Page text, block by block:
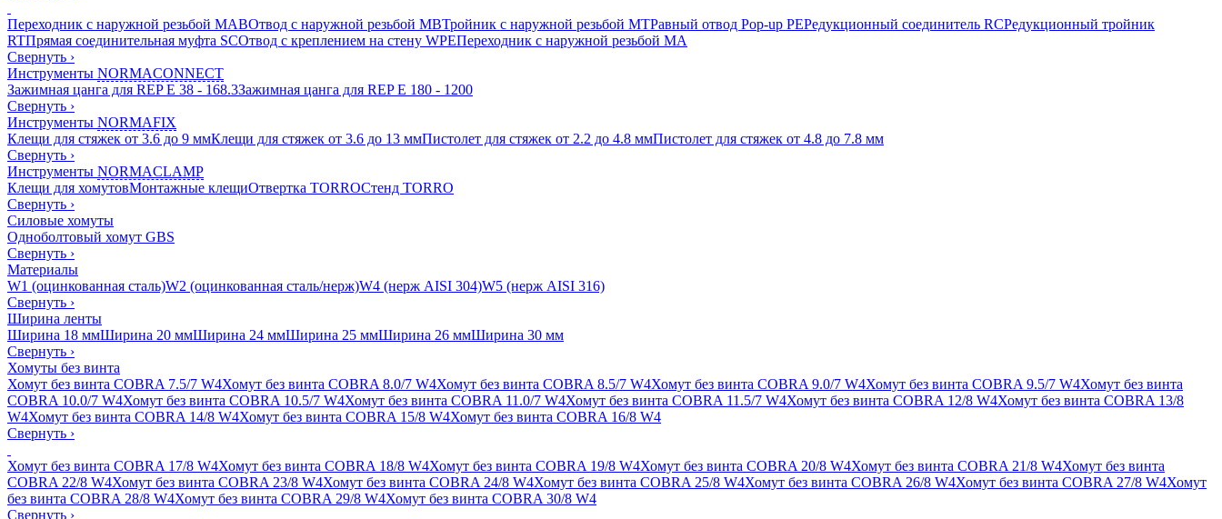
Переходник с наружной резьбой MABОтвод с наружной резьбой MBТройник с наружной резьбой MTРавный отвод Pop-up PEРедукционный соединитель RCРедукционный тройник
RTПрямая соединительная муфта SCОтвод с креплением на стену WPEПереходник с наружной резьбой MA
Свернуть ›
Инструменты NORMACONNECT
Зажимная цанга для REP E 38 - 168.3Зажимная цанга для REP E 180 - 1200
Свернуть ›
Инструменты NORMAFIX
Клещи для стяжек от 3.6 до 9 ммКлещи для стяжек от 3.6 до 13 ммПистолет для стяжек от 2.2 до 4.8 ммПистолет для стяжек от 4.8 до 7.8 мм
Свернуть ›
Инструменты NORMACLAMP
Клещи для хомутовМонтажные клещиОтвертка TORROСтенд TORRO
Свернуть ›
Силовые хомуты
Одноболтовый хомут GBS
Свернуть ›
Материалы
W1 (оцинкованная сталь)W2 (оцинкованная сталь/нерж)W4 (нерж AISI 304)W5 (нерж AISI 316)
Свернуть ›
Ширина ленты
Ширина 18 ммШирина 20 ммШирина 24 ммШирина 25 ммШирина 26 ммШирина 30 мм
Свернуть ›
Хомуты без винта
Хомут без винта COBRA 7.5/7 W4Хомут без винта COBRA 8.0/7 W4Хомут без винта COBRA 8.5/7 W4Хомут без винта COBRA 9.0/7 W4Хомут без винта COBRA 9.5/7 W4Хомут без винта
COBRA 10.0/7 W4Хомут без винта COBRA 10.5/7 W4Хомут без винта COBRA 11.0/7 W4Хомут без винта COBRA 11.5/7 W4Хомут без винта COBRA 12/8 W4Хомут без винта COBRA 13/8
W4Хомут без винта COBRA 14/8 W4Хомут без винта COBRA 15/8 W4Хомут без винта COBRA 16/8 W4
Свернуть ›
Хомут без винта COBRA 17/8 W4Хомут без винта COBRA 18/8 W4Хомут без винта COBRA 19/8 W4Хомут без винта COBRA 20/8 W4Хомут без винта COBRA 21/8 W4Хомут без винта
COBRA 22/8 W4Хомут без винта COBRA 23/8 W4Хомут без винта COBRA 24/8 W4Хомут без винта COBRA 25/8 W4Хомут без винта COBRA 26/8 W4Хомут без винта COBRA 27/8 W4Хомут
без винта COBRA 28/8 W4Хомут без винта COBRA 29/8 W4Хомут без винта COBRA 30/8 W4
Свернуть ›